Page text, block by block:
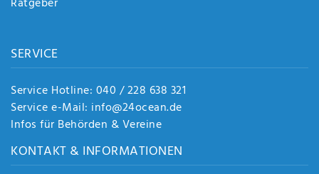
Ratgeber
SERVICE
Service Hotline: 040 / 228 638 321
Service e-Mail: info@24ocean.de
Infos für Behörden & Vereine
KONTAKT & INFORMATIONEN